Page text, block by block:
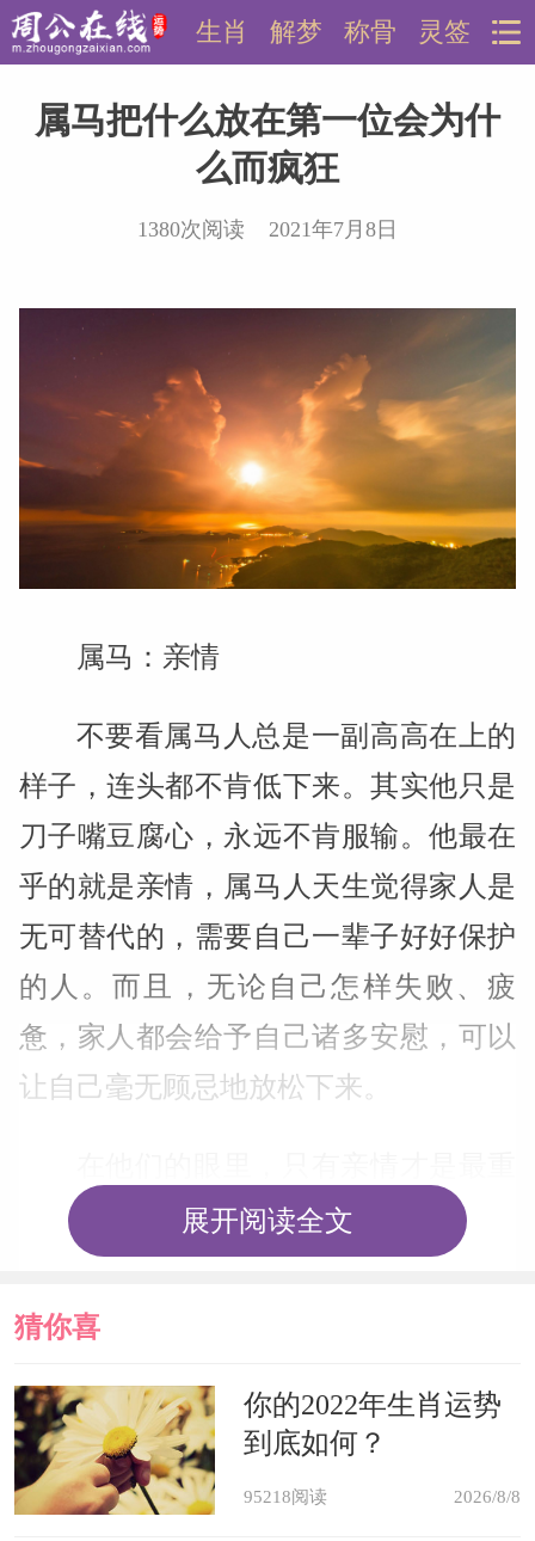
灵签
称骨
解梦
生肖
属马把什么放在第一位会为什
么而疯狂
1380次阅读 2021年7月8日
属马：亲情
不要看属马人总是一副高高在上的
样子，连头都不肯低下来。其实他只是
刀子嘴豆腐心，永远不肯服输。他最在
乎的就是亲情，属马人天生觉得家人是
无可替代的，需要自己一辈子好好保护
的人。而且，无论自己怎样失败、疲
惫，家人都会给予自己诸多安慰，可以
让自己毫无顾忌地放松下来。
要的，当自己累的时候或是失败，亲情
才能给予自己最大的安慰以及帮助，也
只有这样，自己的内心才能得到一定的
属马的人会为什么而疯狂
午马：前方的挑战
展开阅读全文
猜你喜
欢
你的2022年生肖运势
到底如何？
95218阅读 2026/8/8